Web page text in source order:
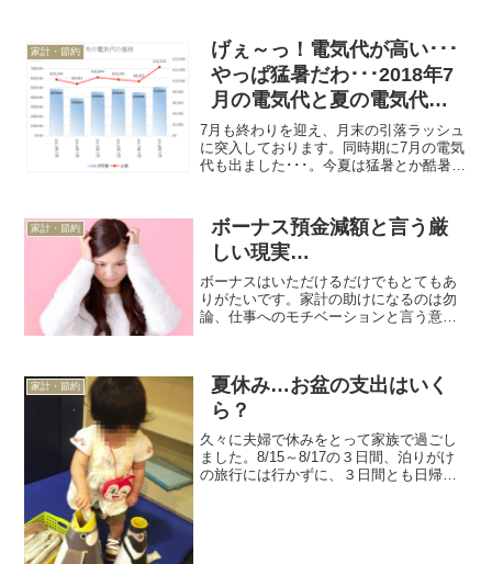
家計・節約
げぇ～っ！電気代が高い･･･
やっぱ猛暑だわ･･･2018年7
月の電気代と夏の電気代の
推移
7月も終わりを迎え、月末の引落ラッシュ
に突入しております。同時期に7月の電気
代も出ました･･･。今夏は猛暑とか酷暑と
家計・節約
ボーナス預金減額と言う厳
しい現実…
ボーナスはいただけるだけでもとてもあ
りがたいです。家計の助けになるのは勿
論、仕事へのモチベーションと言う意味
家計・節約
夏休み…お盆の支出はいく
ら？
久々に夫婦で休みをとって家族で過ごし
ました。8/15～8/17の３日間、泊りがけ
の旅行には行かずに、３日間とも日帰り